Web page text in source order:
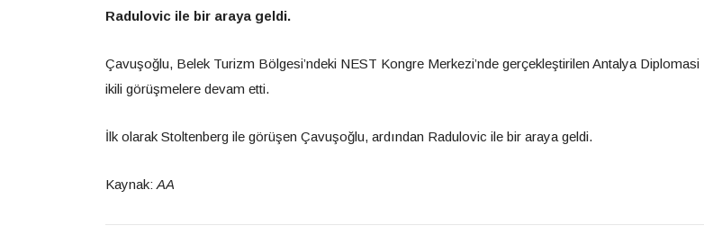
Radulovic ile bir araya geldi.
Çavuşoğlu, Belek Turizm Bölgesi’ndeki NEST Kongre Merkezi’nde gerçekleştirilen Antalya Diplomasi
ikili görüşmelere devam etti.
İlk olarak Stoltenberg ile görüşen Çavuşoğlu, ardından Radulovic ile bir araya geldi.
Kaynak: AA